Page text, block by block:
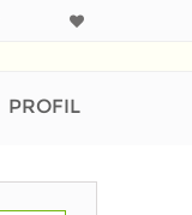
PROFIL